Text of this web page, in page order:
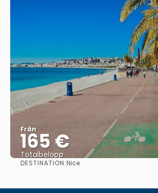
Från
165 €
Totalbelopp
DESTINATION:Nice